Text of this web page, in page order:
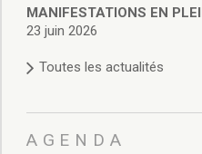
Conseils municipaux
Règlement du
Délibérations 2025
Délibérations 2022
MANIFESTATIONS EN
23 juin 2026
Toutes les actualités
AGENDA